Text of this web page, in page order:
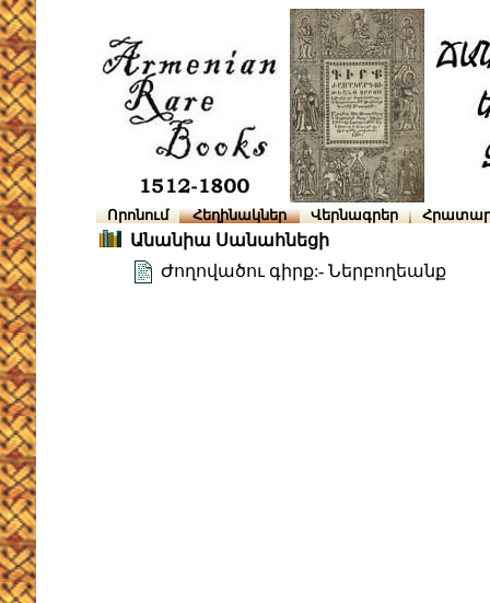
Որոնում Հեղինակներ Վերնագրեր
Անանիա Սանահնեցի
Ժողովածու գիրք:- Ներբողեանք